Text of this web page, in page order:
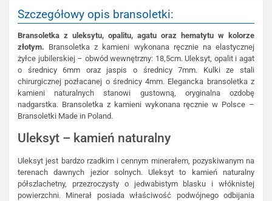
Szczegółowy opis bransoletki:
Bransoletka z uleksytu, opalitu, agatu oraz hematytu w kolorze
złotym. Bransoletka z kamieni wykonana ręcznie na elastycznej
żyłce jubilerskiej – obwód wewnętrzny: 18,5cm. Uleksyt, opalit i agat
o średnicy 6mm oraz jaspis o średnicy 7mm. Kulki ze stali
chirurgicznej pozłacanej o średnicy 4mm. Elegancka bransoletka z
kamieni naturalnych stanowi gustowną, oryginalna ozdobę
nadgarstka. Bransoletka z kamieni wykonana ręcznie w Polsce –
Bransoletki Made in Poland.
Uleksyt – kamień naturalny
Uleksyt jest bardzo rzadkim i cennym minerałem, pozyskiwanym na
terenach dawnych jezior solnych. Uleksyt to kamień naturalny
półszlachetny, przezroczysty o jedwabistym blasku i włóknistej
powierzchni. Minerał posiada właściwość podwójnego odbijania